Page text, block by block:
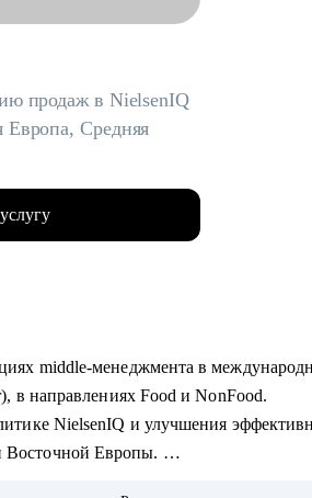
продаж в NielsenIQ
Европа, Средняя
middle-менеджмента в
в направлениях Food и NonFood.
NielsenIQ и улучшения
Восточной Европы.